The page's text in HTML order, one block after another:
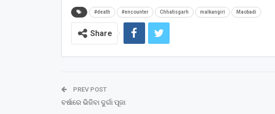
#death #encounter Chhatisgarh malkangiri Maobadi
Share
PREV POST
ବର୍ଷାରେ ଭିଜିବା ଦୁର୍ଗା ପୂଜା